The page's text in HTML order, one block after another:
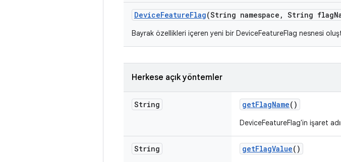
DeviceFeatureFlag(String namespace , String flag
Bayrak özellikleri içeren yeni bir DeviceFeatureFlag nesnesi
Herkese açık yöntemler
String getFlagName()
DeviceFeatureFlag'in işaret
String getFlagValue()